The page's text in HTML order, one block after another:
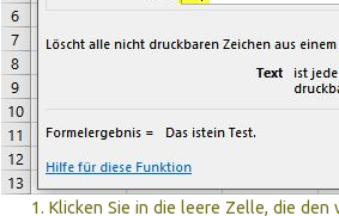
Klicken Sie in die leere Zelle, die